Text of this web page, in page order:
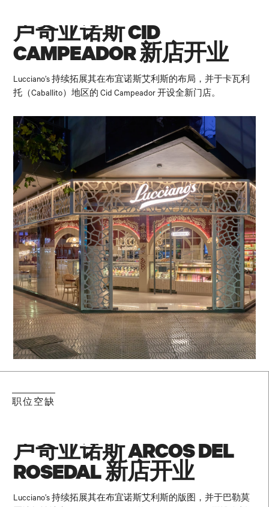
卢奇亚诺斯 CID
CAMPEADOR 新店开业
Lucciano’s 持续拓展其在布宜诺斯艾利斯的布局，并于卡瓦利
托（Caballito）地区的 Cid Campeador 开设全新门店。
职位空缺
卢奇亚诺斯 ARCOS DEL
ROSEDAL 新店开业
Lucciano’s 持续拓展其在布宜诺斯艾利斯的版图，并于巴勒莫